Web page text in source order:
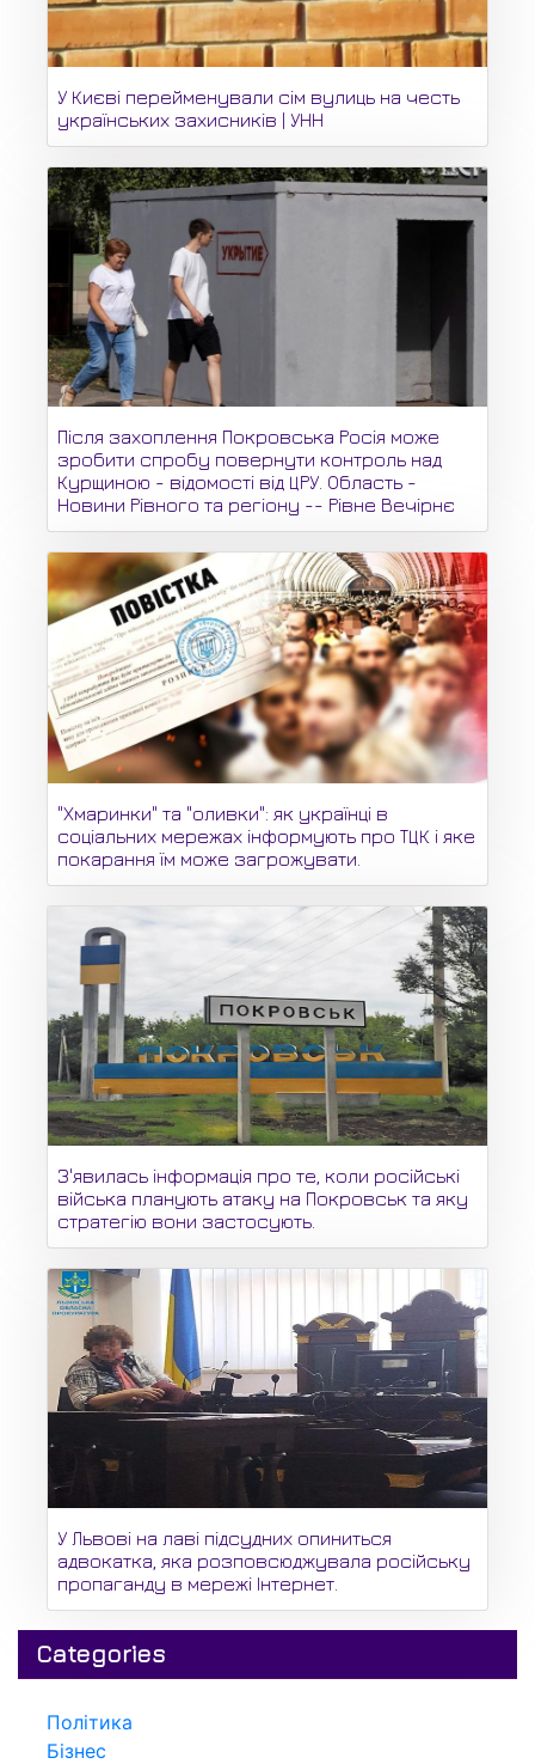
У Києві перейменували сім вулиць на честь
українських захисників | УНН
Після захоплення Покровська Росія може
зробити спробу повернути контроль над
Курщиною - відомості від ЦРУ. Область -
Новини Рівного та регіону -- Рівне Вечірнє
"Хмаринки" та "оливки": як українці в
соціальних мережах інформують про ТЦК і яке
покарання їм може загрожувати.
З'явилась інформація про те, коли російські
війська планують атаку на Покровськ та яку
стратегію вони застосують.
У Львові на лаві підсудних опиниться
адвокатка, яка розповсюджувала російську
пропаганду в мережі Інтернет.
Categories
Політика
Бізнес